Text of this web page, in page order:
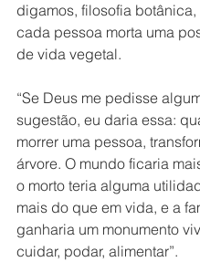
digamos, filosofia
cada pessoa morta uma
de vida vegetal.
“Se Deus me pedisse
sugestão, eu daria essa:
morrer uma pessoa,
árvore. O mundo ficaria
o morto teria alguma
mais do que em vida, e a
ganharia um monumento
cuidar, podar, alimentar”.